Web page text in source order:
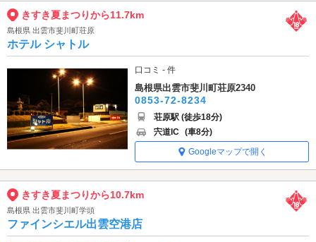
きすき夏まつりから11.7km
島根県 出雲市斐川町荘原
ホテル シャトル
口コミ - 件
島根県出雲市斐川町荘原2340
0853-72-8234
荘原駅 (徒歩18分)
宍道IC (車8分)
Googleマップで開く
きすき夏まつりから10.7km
島根県 出雲市斐川町学頭
ファインシエル出雲空港店